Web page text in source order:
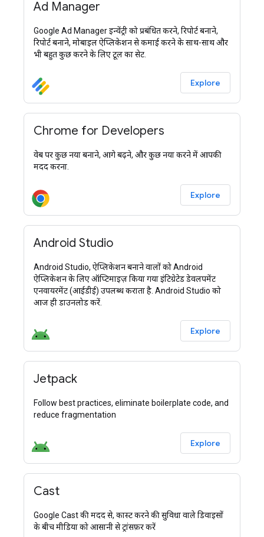
Ad Manager
Google Ad Manager इन्वेंट्री को प्रबंधित करने, रिपोर्ट बनाने,
रिपोर्ट बनाने, मोबाइल ऐप्लिकेशन से कमाई करने के साथ-साथ और
भी बहुत कुछ करने के लिए टूल का सेट.
Explore
Chrome for Developers
वेब पर कुछ नया बनाने, आगे बढ़ने, और कुछ नया करने में आपकी
मदद करना.
Explore
Android Studio
Android Studio, ऐप्लिकेशन बनाने वालों को Android
ऐप्लिकेशन के लिए ऑप्टिमाइज़ किया गया इंटिग्रेटेड डेवलपमेंट
एनवायरमेंट (आईडीई) उपलब्ध कराता है. Android Studio को
आज ही डाउनलोड करें.
Explore
Jetpack
Follow best practices, eliminate boilerplate code, and
reduce fragmentation
Explore
Cast
Google Cast की मदद से, कास्ट करने की सुविधा वाले डिवाइसों
के बीच मीडिया को आसानी से ट्रांसफ़र करें